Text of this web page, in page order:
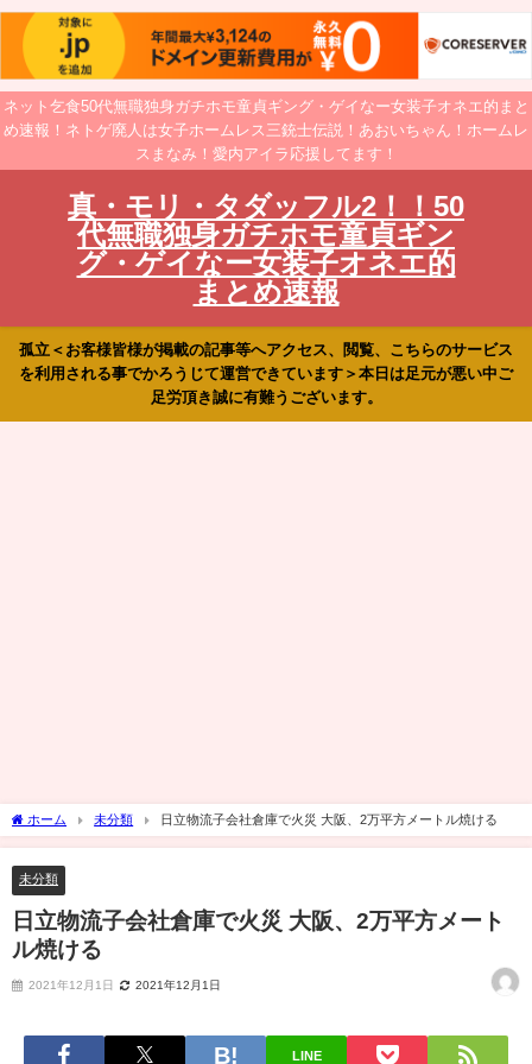
ネット乞食50代無職独身ガチホモ童貞ギング・ゲイなー女装子オネエ的まと
め速報！ネトゲ廃人は女子ホームレス三銃士伝説！あおいちゃん！ホームレ
スまなみ！愛内アイラ応援してます！
真・モリ・タダッフル2！！50
代無職独身ガチホモ童貞ギン
グ・ゲイなー女装子オネエ的
まとめ速報
孤立＜お客様皆様が掲載の記事等へアクセス、閲覧、こちらのサービス
を利用される事でかろうじて運営できています＞本日は足元が悪い中ご
足労頂き誠に有難うございます。
ホーム 未分類 日立物流子会社倉庫で火災 大阪、2万平方メートル焼ける
未分類
日立物流子会社倉庫で火災 大阪、2万平方メート
ル焼ける
2021年12月1日 2021年12月1日
LINE